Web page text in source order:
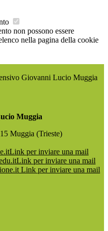
non possono essere
nella pagina della cookie
Giovanni Lucio Muggia
Muggia
Muggia (Trieste)
Link per inviare una mail
Link per inviare una mail
Link per inviare una mail